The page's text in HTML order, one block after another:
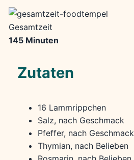
Gesamtzeit
145 Minuten
Zutaten
16 Lammrippchen
Salz, nach Geschmack
Pfeffer, nach Geschmack
Thymian, nach Belieben